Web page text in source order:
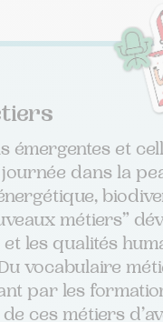
émergentes et
dans la
métiers”
les qualités
vocabulaire
par les
ces métiers